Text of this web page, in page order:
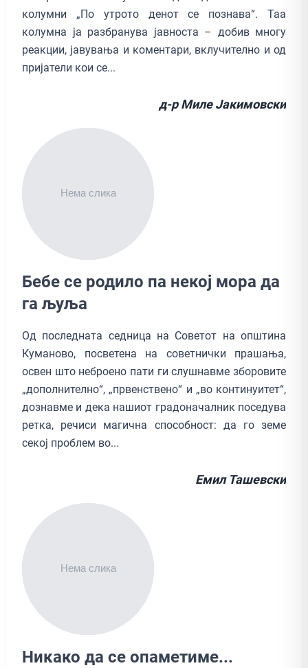
колумни „По утрото денот се познава“. Таа
колумна ја разбранува јавноста – добив многу
реакции, јавувања и коментари, вклучително и од
пријатели кои се...
д-р Миле Јакимовски
Бебе се родило па некој мора да
га љуља
Од последната седница на Советот на општина
Куманово, посветена на советнички прашања,
освен што неброено пати ги слушнавме зборовите
„дополнително“, „првенствено“ и „во континуитет“,
дознавме и дека нашиот градоначалник поседува
ретка, речиси магична способност: да го земе
секој проблем во...
Емил Ташевски
Никако да се опаметиме...